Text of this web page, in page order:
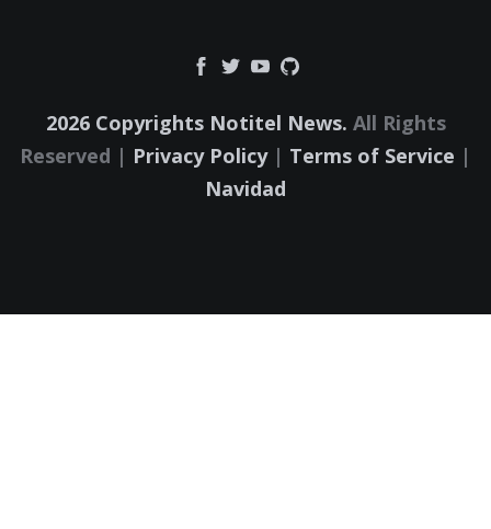
2026 Copyrights Notitel News. All Rights
Reserved | Privacy Policy| Terms of Service |
Navidad